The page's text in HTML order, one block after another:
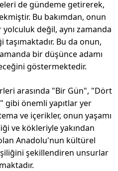
de gündeme getirerek,
Bu bakımdan, onun
değil, aynı zamanda
Bu da onun,
bir düşünce adamı
göstermektedir.
arasında "Bir Gün", "Dört
gibi önemli yapıtlar yer
ve içerikler, onun yaşamı
ve kökleriyle yakından
Anadolu'nun kültürel
şekillendiren unsurlar